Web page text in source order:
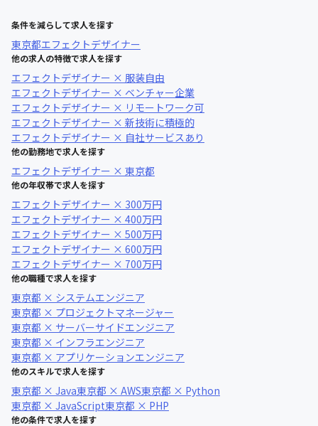
条件を減らして求人を探す
東京都エフェクトデザイナー
他の求人の特徴で求人を探す
エフェクトデザイナー × 服装自由
エフェクトデザイナー × ベンチャー企業
エフェクトデザイナー × リモートワーク可
エフェクトデザイナー × 新技術に積極的
エフェクトデザイナー × 自社サービスあり
他の勤務地で求人を探す
エフェクトデザイナー × 東京都
他の年収帯で求人を探す
エフェクトデザイナー × 300万円
エフェクトデザイナー × 400万円
エフェクトデザイナー × 500万円
エフェクトデザイナー × 600万円
エフェクトデザイナー × 700万円
他の職種で求人を探す
東京都 × システムエンジニア
東京都 × プロジェクトマネージャー
東京都 × サーバーサイドエンジニア
東京都 × インフラエンジニア
東京都 × アプリケーションエンジニア
他のスキルで求人を探す
東京都 × Java東京都 × AWS東京都 × Python
東京都 × JavaScript東京都 × PHP
他の条件で求人を探す